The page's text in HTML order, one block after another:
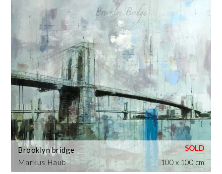
Markus Haub
Brooklyn bridge
100 x 100 cm